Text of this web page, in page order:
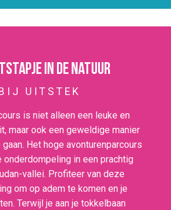
in de natuur
BIJ UITSTEK
is niet alleen een leuke en
maar ook een geweldige manier
Het hoge avonturenparcours
onderdompeling in een prachtig
vallei. Profiteer van deze
om op adem te komen en je
Terwijl je aan je tokkelbaan